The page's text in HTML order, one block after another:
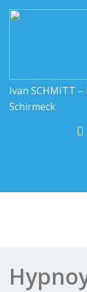
Ivan SCHMITT
Schirmeck